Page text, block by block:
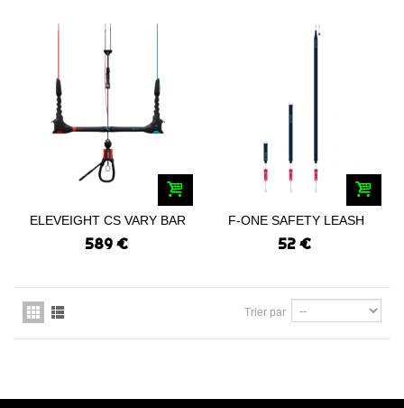
ELEVEIGHT CS VARY BAR
2024
589 €
F-ONE SAFETY LEASH
2024
52 €
Trier par